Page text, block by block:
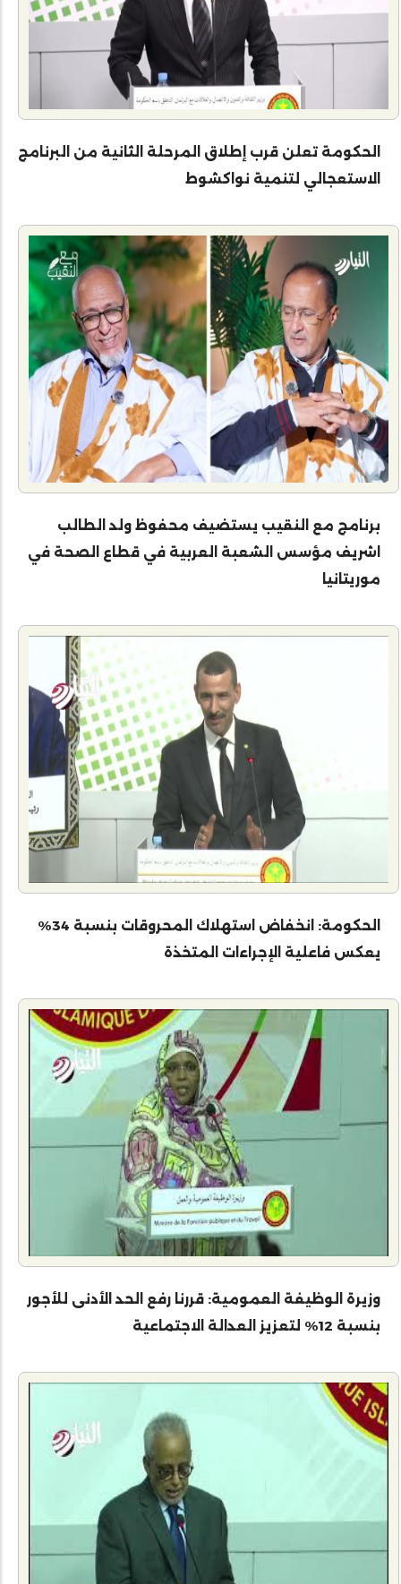
الحكومة تعلن قرب إطلاق المرحلة الثانية من البرنامج
الاستعجالي لتنمية نواكشوط
برنامج مع النقيب يستضيف محفوظ ولد الطالب
اشريف مؤسس الشعبة العربية في قطاع الصحة في
موريتانيا
الحكومة: انخفاض استهلاك المحروقات بنسبة 34%
يعكس فاعلية الإجراءات المتخذة
وزيرة الوظيفة العمومية: قررنا رفع الحد الأدنى للأجور
بنسبة 12% لتعزيز العدالة الاجتماعية